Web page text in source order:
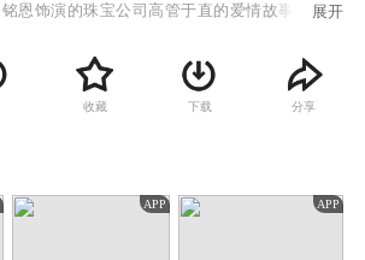
铭恩饰演的珠宝公司高管于直的爱情故事。两人
持信念，共同将传承传统国粹与时尚前沿创新相
结合，守护理想，最终收获爱情的故事。
展开
收藏 下载 分享
APP APP